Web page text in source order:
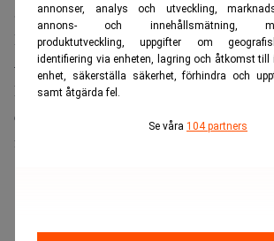
annonser, analys och utveckling,
annons- och innehållsmätning,
produktutveckling, uppgifter om
identifiering via enheten, lagring och åtkomst till
enhet, säkerställa säkerhet, förhindra och
samt åtgärda fel.
Se våra 104 partners
Språkligt kan tonen uppfattas som lite
Danmark, men det ska man inte ta
– Dansken tittar mer söderut i Europa
Norden, medan svensken tänker Norden
erfarhenhet är också att danskarna är
fokuserar mycket på pris och kostnader.